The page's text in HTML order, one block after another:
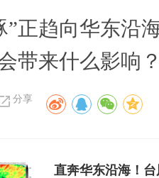
”正趋向华东沿
带来什么影响
分享
直奔华东沿海！